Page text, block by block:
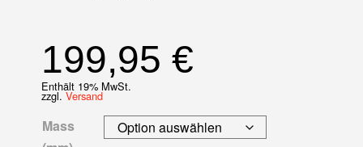
199,95 €
Enthält 19% MwSt.
zzgl. Versand
Mass